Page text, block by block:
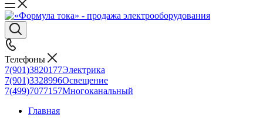
Телефоны
7(901)3820177Электрика
7(901)3328996Освещение
7(499)7077157Многоканальный
Главная